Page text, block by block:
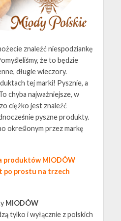
znaleźć niespodziankę
że to będzie
długie wieczory.
tej marki! Pysznie, a
chyba najważniejsze, w
ciężko jest znaleźć
pyszne produkty.
określonym przez markę
produktów MIODÓW
po prostu na trzech
MIODÓW
tylko i wyłącznie z polskich